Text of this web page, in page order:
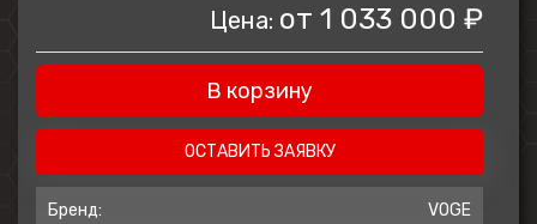
Цена: от 1 033 000 ₽
В корзину
ОСТАВИТЬ ЗАЯВКУ
Бренд: VOGE